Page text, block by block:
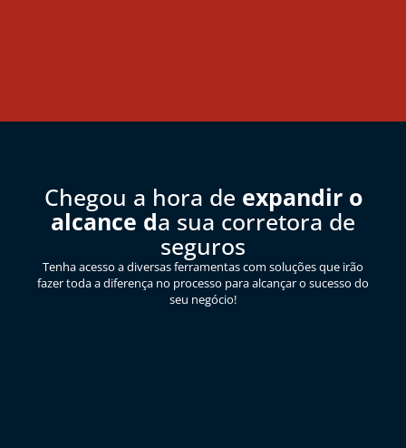
Chegou a hora de expandir o
alcance da sua corretora de
seguros
Tenha acesso a diversas ferramentas com soluções que irão
fazer toda a diferença no processo para alcançar o sucesso do
seu negócio!